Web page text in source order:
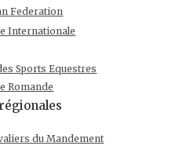
Federation
Internationale
Sports Equestres
Romande
du Mandement